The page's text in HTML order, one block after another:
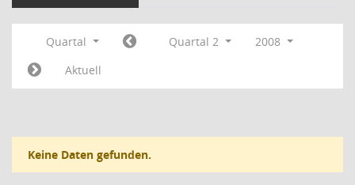
Quartal Quartal 2
2008
Aktuell
Keine Daten gefunden.